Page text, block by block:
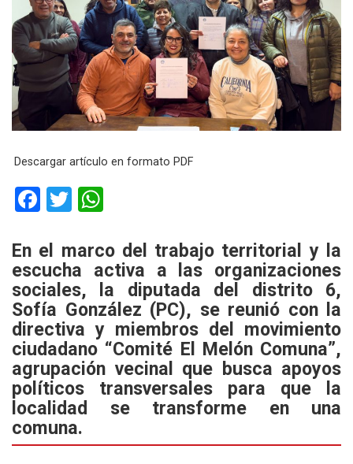
Descargar artículo en formato PDF
F
ce
b
o
o
k
T
tt
er
at
s
A
p
p
En el marco del trabajo territorial y la
escucha activa a las organizaciones
sociales, la diputada del distrito 6,
Sofía González (PC), se reunió con la
directiva y miembros del movimiento
ciudadano “Comité El Melón Comuna”,
agrupación vecinal que busca apoyos
políticos transversales para que la
localidad se transforme en una
comuna.